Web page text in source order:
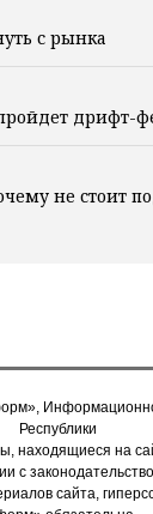
с рынка
дрифт-
не стоит
Республики
находящиеся на
с
сайта,